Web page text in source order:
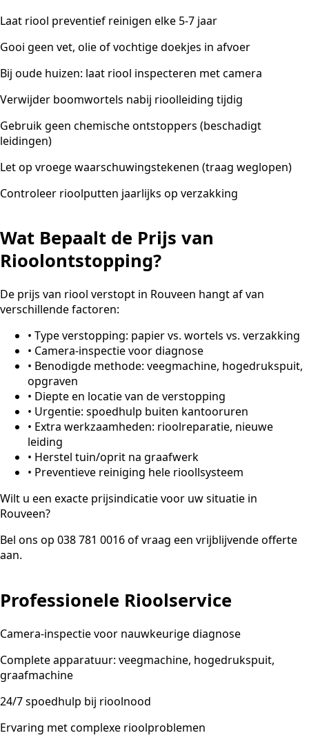
Laat riool preventief reinigen elke 5-7 jaar
Gooi geen vet, olie of vochtige doekjes in afvoer
Bij oude huizen: laat riool inspecteren met camera
Verwijder boomwortels nabij rioolleiding tijdig
Gebruik geen chemische ontstoppers (beschadigt
leidingen)
Let op vroege waarschuwingstekenen (traag weglopen)
Controleer rioolputten jaarlijks op verzakking
Wat Bepaalt de Prijs van
Rioolontstopping?
De prijs van riool verstopt in Rouveen hangt af van
verschillende factoren:
• Type verstopping: papier vs. wortels vs. verzakking
• Camera-inspectie voor diagnose
• Benodigde methode: veegmachine, hogedrukspuit,
opgraven
• Diepte en locatie van de verstopping
• Urgentie: spoedhulp buiten kantooruren
• Extra werkzaamheden: rioolreparatie, nieuwe
leiding
• Herstel tuin/oprit na graafwerk
• Preventieve reiniging hele rioollsysteem
Wilt u een exacte prijsindicatie voor uw situatie in
Rouveen?
Bel ons op 038 781 0016 of vraag een vrijblijvende offerte
aan.
Professionele Rioolservice
Camera-inspectie voor nauwkeurige diagnose
Complete apparatuur: veegmachine, hogedrukspuit,
graafmachine
24/7 spoedhulp bij rioolnood
Ervaring met complexe rioolproblemen